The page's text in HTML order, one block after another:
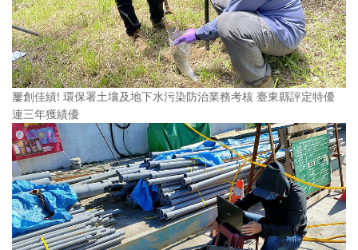
屢創佳績! 環保署土壤及地下水污染防治業務考核 臺東縣評定特優
連三年獲績優